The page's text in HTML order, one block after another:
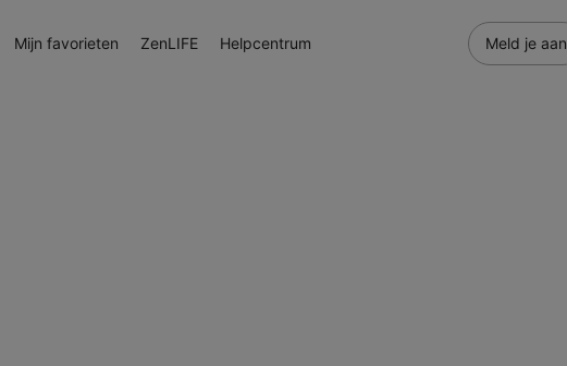
Mijn favorieten ZenLIFE Helpcentrum Meld je aan